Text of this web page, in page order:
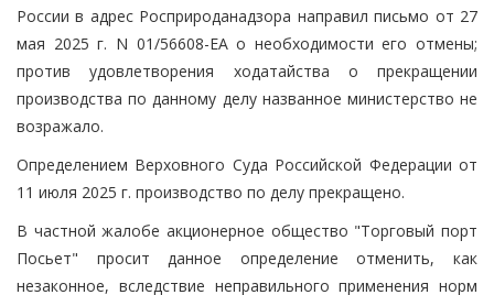
России в адрес Росприроданадзора направил письмо от 27
мая 2025 г. N 01/56608-ЕА о необходимости его отмены;
против удовлетворения ходатайства о прекращении
производства по данному делу названное министерство не
возражало.
Определением Верховного Суда Российской Федерации от
11 июля 2025 г. производство по делу прекращено.
В частной жалобе акционерное общество "Торговый порт
Посьет" просит данное определение отменить, как
незаконное, вследствие неправильного применения норм